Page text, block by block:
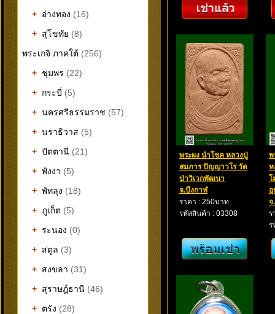
+ อ่างทอง (16)
+ สุโขทัย (8)
พระเกจิ ภาคใต้ (256)
+ ชุมพร (22)
+ กระบี่ (5)
+ นครศรีธรรมราช (57)
+ นราธิวาส (5)
+ ปัตตานี (21)
+ พังงา (5)
+ พัทลุง (18)
+ ภูเก็ต (5)
+ ระนอง (0)
+ สตูล (3)
+ สงขลา (31)
+ สุราษฎ์ธานี (46)
+ ตรัง (28)
พระผง นำโชค หลวงปู่
สมภาร ปัญญาวโร วัด
ป่าวิเวกพัฒนา
จ.บึงกาฬ
ราคา : 250บาท
รหัสสินค้า : 03308
พ
ห
โ
จ
ร
ร